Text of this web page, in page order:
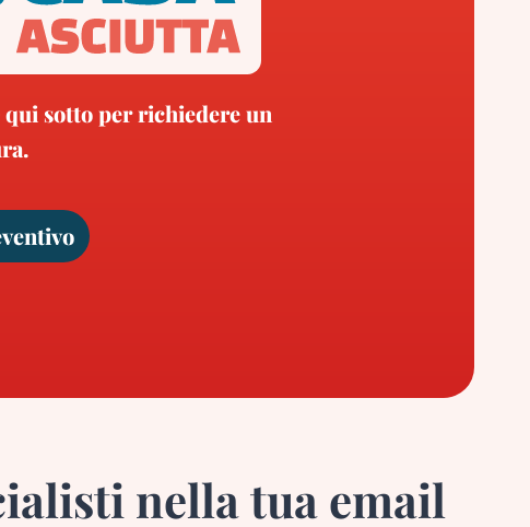
sotto per richiedere un
nella tua email